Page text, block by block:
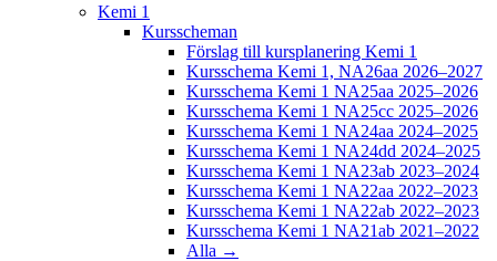
Kemi 1
Kursscheman
Förslag till kursplanering Kemi 1
Kursschema Kemi 1, NA26aa 2026–2027
Kursschema Kemi 1 NA25aa 2025–2026
Kursschema Kemi 1 NA25cc 2025–2026
Kursschema Kemi 1 NA24aa 2024–2025
Kursschema Kemi 1 NA24dd 2024–2025
Kursschema Kemi 1 NA23ab 2023–2024
Kursschema Kemi 1 NA22aa 2022–2023
Kursschema Kemi 1 NA22ab 2022–2023
Kursschema Kemi 1 NA21ab 2021–2022
Alla →